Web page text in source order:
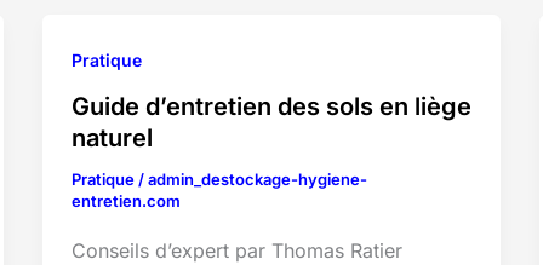
Pratique
Guide d’entretien des sols en liège
naturel
Pratique/admin_destockage-hygiene-
entretien.com
Conseils d’expert par Thomas Ratier